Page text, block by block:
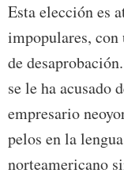
Esta elección es
impopulares, con
de
se le ha acusado
empresario
pelos en la
norteamericano